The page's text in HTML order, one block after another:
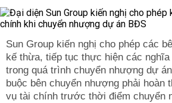
Sun Group kiến nghị cho phép các
kế thừa, tiếp tục thực hiện các
trong quá trình chuyển nhượng dự
buộc bên chuyển nhượng phải hoàn
vụ tài chính trước thời điểm chuyển